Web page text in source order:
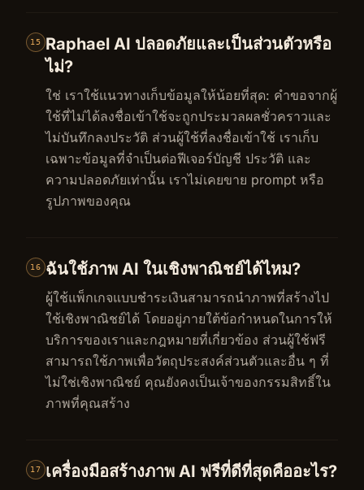
15
Raphael AI ปลอดภัยและเป็นส่วนตัวหรือ
ไม่?
ใช่ เราใช้แนวทางเก็บข้อมูลให้น้อยที่สุด: คำขอจากผู้
ใช้ที่ไม่ได้ลงชื่อเข้าใช้จะถูกประมวลผลชั่วคราวและ
ไม่บันทึกลงประวัติ ส่วนผู้ใช้ที่ลงชื่อเข้าใช้ เราเก็บ
เฉพาะข้อมูลที่จำเป็นต่อฟีเจอร์บัญชี ประวัติ และ
ความปลอดภัยเท่านั้น เราไม่เคยขาย prompt หรือ
รูปภาพของคุณ
16 ฉันใช้ภาพ AI ในเชิงพาณิชย์ได้ไหม?
ผู้ใช้แพ็กเกจแบบชำระเงินสามารถนำภาพที่สร้างไป
ใช้เชิงพาณิชย์ได้ โดยอยู่ภายใต้ข้อกำหนดในการให้
บริการของเราและกฎหมายที่เกี่ยวข้อง ส่วนผู้ใช้ฟรี
สามารถใช้ภาพเพื่อวัตถุประสงค์ส่วนตัวและอื่น ๆ ที่
ไม่ใช่เชิงพาณิชย์ คุณยังคงเป็นเจ้าของกรรมสิทธิ์ใน
ภาพที่คุณสร้าง
17 เครื่องมือสร้างภาพ AI ฟรีที่ดีที่สุดคืออะไร?